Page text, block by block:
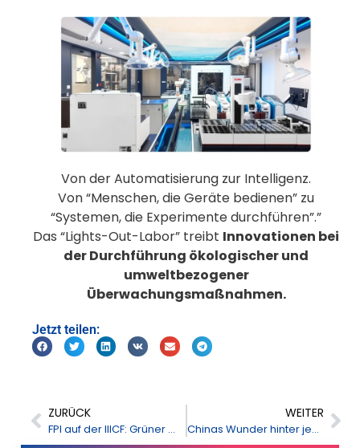
Von der Automatisierung zur Intelligenz.
Von “Menschen, die Geräte bedienen” zu
“Systemen, die Experimente durchführen”.”
Das “Lights-Out-Labor” treibt Innovationen bei
der Durchführung ökologischer und
umweltbezogener
Überwachungsmaßnahmen.
Jetzt teilen:
ZURÜCK
FPI auf der IIICF: Grüner Wandel, digitale Innovation
WEITER
Chinas Wunder hinter jedem Agrar- und Lebensmittel-Check